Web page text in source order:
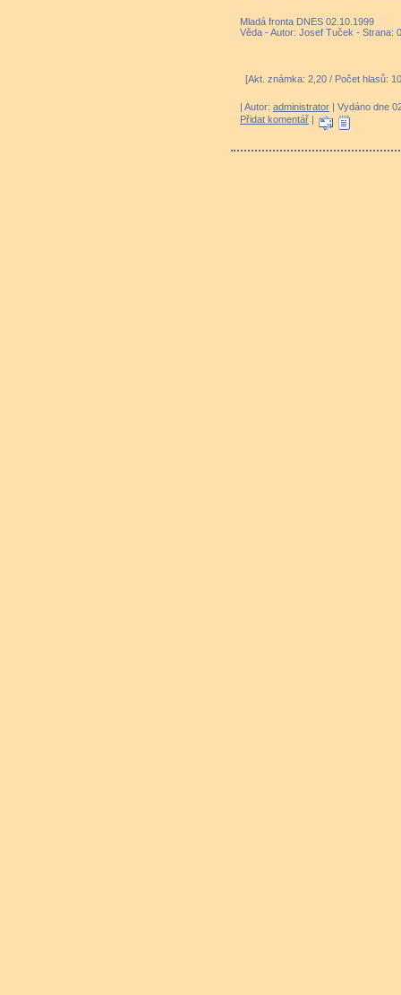
Mladá fronta DNES 02.10.1999
Věda - Autor: Josef Tuček - Strana:
[Akt. známka: 2,20 / Počet hlasů:
| Autor: administrator | Vydáno dne
Přidat komentář |